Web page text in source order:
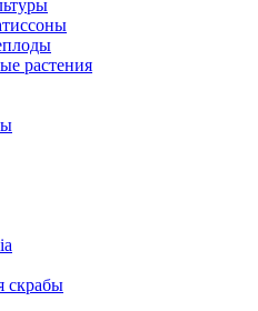
растения
скрабы